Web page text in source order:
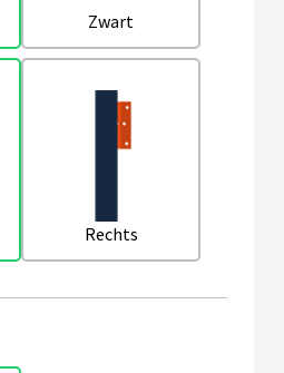
Zwart
Rechts